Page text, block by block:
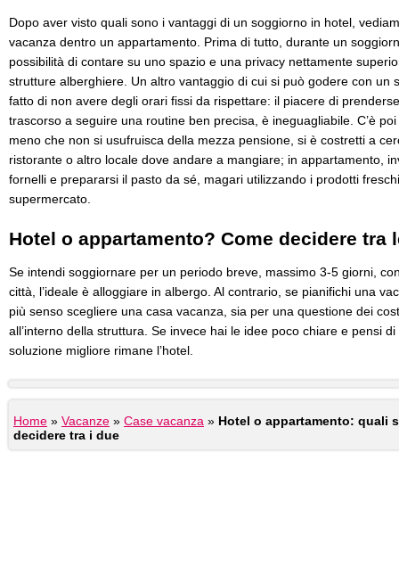
Dopo aver visto quali sono i vantaggi di un soggiorno in hotel,
vacanza dentro un appartamento. Prima di tutto, durante un
possibilità di contare su uno spazio e una privacy nettamente
strutture alberghiere. Un altro vantaggio di cui si può godere con un
fatto di non avere degli orari fissi da rispettare: il piacere di
trascorso a seguire una routine ben precisa, è ineguagliabile. C’è
meno che non si usufruisca della mezza pensione, si è costretti a
ristorante o altro locale dove andare a mangiare; in appartamento,
fornelli e prepararsi il pasto da sé, magari utilizzando i prodotti
supermercato.
Hotel o appartamento? Come decidere tra
Se intendi soggiornare per un periodo breve, massimo 3-5 giorni,
città, l’ideale è alloggiare in albergo. Al contrario, se pianifichi una
più senso scegliere una casa vacanza, sia per una questione dei
all’interno della struttura. Se invece hai le idee poco chiare e pensi
soluzione migliore rimane l’hotel.
Home » Vacanze » Case vacanza » Hotel o appartamento: quali
decidere tra i due